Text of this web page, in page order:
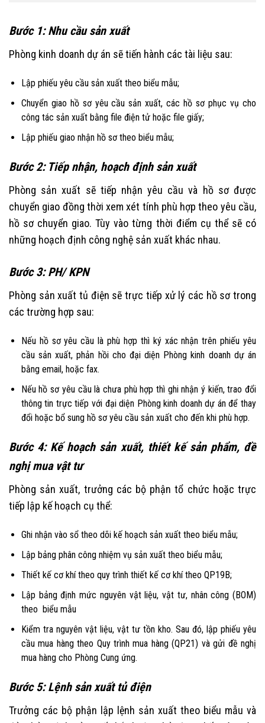
Bước 1: Nhu cầu sản xuất
Phòng kinh doanh dự án sẽ tiến hành các tài liệu sau:
Lập phiếu yêu cầu sản xuất theo biểu mẫu;
Chuyển giao hồ sơ yêu cầu sản xuất, các hồ sơ phục vụ cho
công tác sản xuất bằng file điện tử hoặc file giấy;
Lập phiếu giao nhận hồ sơ theo biểu mẫu;
Bước 2: Tiếp nhận, hoạch định sản xuất
Phòng sản xuất sẽ tiếp nhận yêu cầu và hồ sơ được
chuyển giao đồng thời xem xét tính phù hợp theo yêu cầu,
hồ sơ chuyển giao. Tùy vào từng thời điểm cụ thể sẽ có
những hoạch định công nghệ sản xuất khác nhau.
Bước 3: PH/ KPN
Phòng sản xuất tủ điện sẽ trực tiếp xử lý các hồ sơ trong
các trường hợp sau:
Nếu hồ sơ yêu cầu là phù hợp thì ký xác nhận trên phiếu yêu
cầu sản xuất, phản hồi cho đại diện Phòng kinh doanh dự án
bằng email, hoặc fax.
Nếu hồ sơ yêu cầu là chưa phù hợp thì ghi nhận ý kiến, trao đổi
thông tin trực tiếp với đại diện Phòng kinh doanh dự án để thay
đổi hoặc bổ sung hồ sơ yêu cầu sản xuất cho đến khi phù hợp.
Bước 4: Kế hoạch sản xuất, thiết kế sản phẩm, đề
nghị mua vật tư
Phòng sản xuất, trưởng các bộ phận tổ chức hoặc trực
tiếp lập kế hoạch cụ thể:
Ghi nhận vào sổ theo dõi kế hoạch sản xuất theo biểu mẫu;
Lập bảng phân công nhiệm vụ sản xuất theo biểu mẫu;
Thiết kế cơ khí theo quy trình thiết kế cơ khí theo QP19B;
Lập bảng định mức nguyên vật liệu, vật tư, nhân công (BOM)
theo biểu mẫu
Kiểm tra nguyên vật liệu, vật tư tồn kho. Sau đó, lập phiếu yêu
cầu mua hàng theo Quy trình mua hàng (QP21) và gửi đề nghị
mua hàng cho Phòng Cung ứng.
Bước 5: Lệnh sản xuất tủ điện
Trưởng các bộ phận lập lệnh sản xuất theo biểu mẫu và